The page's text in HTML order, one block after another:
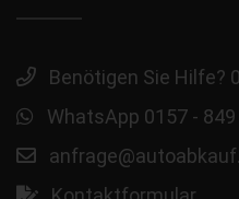
Benötigen Sie Hilfe?
WhatsApp 0157 - 849